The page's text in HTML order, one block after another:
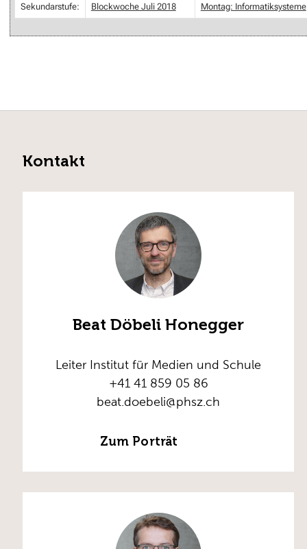
Sekundarstufe: Blockwoche Juli 2018 Montag: Informatiksysteme
Kontakt
Beat Döbeli Honegger
Leiter Institut für Medien und Schule
+41 41 859 05 86
beat.doebeli@phsz.ch
Zum Porträt